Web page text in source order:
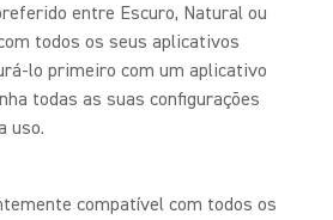
entre Escuro, Natural ou
todos os seus aplicativos
lo primeiro com um aplicativo
todas as suas configurações
uso.
compatível com todos os